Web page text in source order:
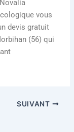
vous
devis gratuit
(56) qui
SUIVANT